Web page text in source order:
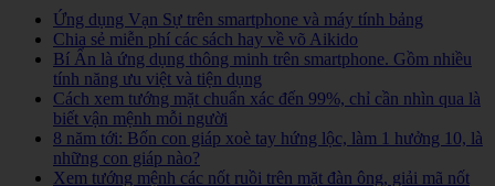
Ứng dụng Vạn Sự trên smartphone và máy tính bảng
Chia sẻ miễn phí các sách hay về võ Aikido
Bí Ẩn là ứng dụng thông minh trên smartphone. Gồm nhiều
tính năng ưu việt và tiện dụng
Cách xem tướng mặt chuẩn xác đến 99%, chỉ cần nhìn qua là
biết vận mệnh mỗi người
8 năm tới: Bốn con giáp xoè tay hứng lộc, làm 1 hưởng 10, là
những con giáp nào?
Xem tướng mệnh các nốt ruồi trên mặt đàn ông, giải mã nốt